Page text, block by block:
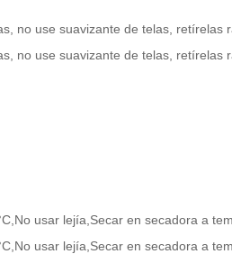
no use suavizante de telas,
no use suavizante de telas,
usar lejía,Secar en secadora a
usar lejía,Secar en secadora a